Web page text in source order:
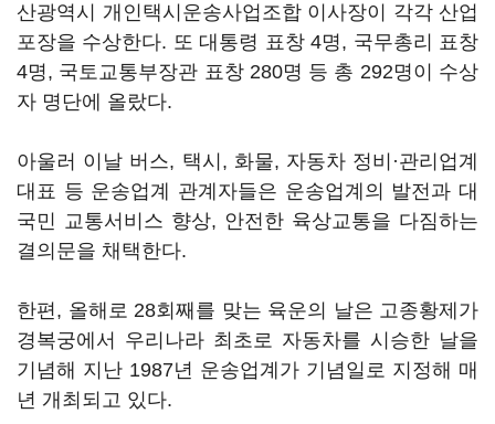
산광역시 개인택시운송사업조합 이사장이 각각 산업
포장을 수상한다. 또 대통령 표창 4명, 국무총리 표창
4명, 국토교통부장관 표창 280명 등 총 292명이 수상
자 명단에 올랐다.
아울러 이날 버스, 택시, 화물, 자동차 정비·관리업계
대표 등 운송업계 관계자들은 운송업계의 발전과 대
국민 교통서비스 향상, 안전한 육상교통을 다짐하는
결의문을 채택한다.
한편, 올해로 28회째를 맞는 육운의 날은 고종황제가
경복궁에서 우리나라 최초로 자동차를 시승한 날을
기념해 지난 1987년 운송업계가 기념일로 지정해 매
년 개최되고 있다.